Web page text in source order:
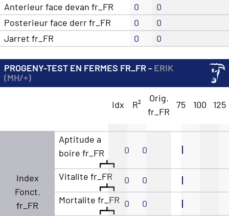
Anterieur face devan fr_FR
0
0
Posterieur face derr fr_FR
0
0
Jarret fr_FR
0 0
PROGENY-TEST EN FERMES FR_FR - ERIK
(MH/+)
Idx R²
Orig.
fr_FR
75 100 125
Index
Fonct.
fr_FR
Aptitude a
boire fr_FR
0 0
Vitalite fr_FR 0
0
Mortalite fr_FR 0
0